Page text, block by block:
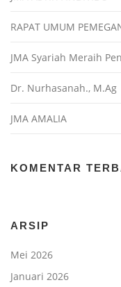
RAPAT UMUM
JMA Syariah Meraih
Dr. Nurhasanah., M.Ag
JMA AMALIA
KOMENTAR
ARSIP
Mei 2026
Januari 2026